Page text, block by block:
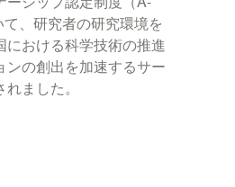
、研究者の研究環境を
における科学技術の推進
ンの創出を加速するサー
ました。